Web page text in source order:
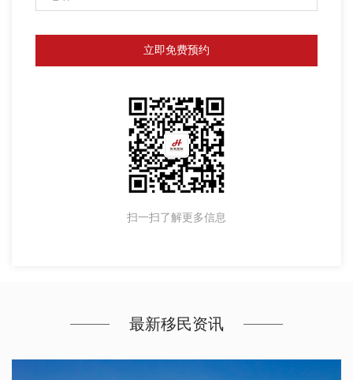
立即免费预约
扫一扫了解更多信息
最新移民资讯